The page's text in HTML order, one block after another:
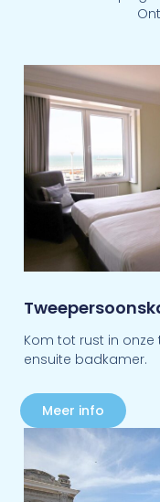
Kom tot rust in
ensuite badkamer.
Meer info